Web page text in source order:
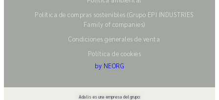
Política de compras sostenibles (Grupo EPI INDUSTRIES
Family of companies)
Condiciones generales de venta
Política de cookies
by NEORG
Adalis es una empresa del grupo: